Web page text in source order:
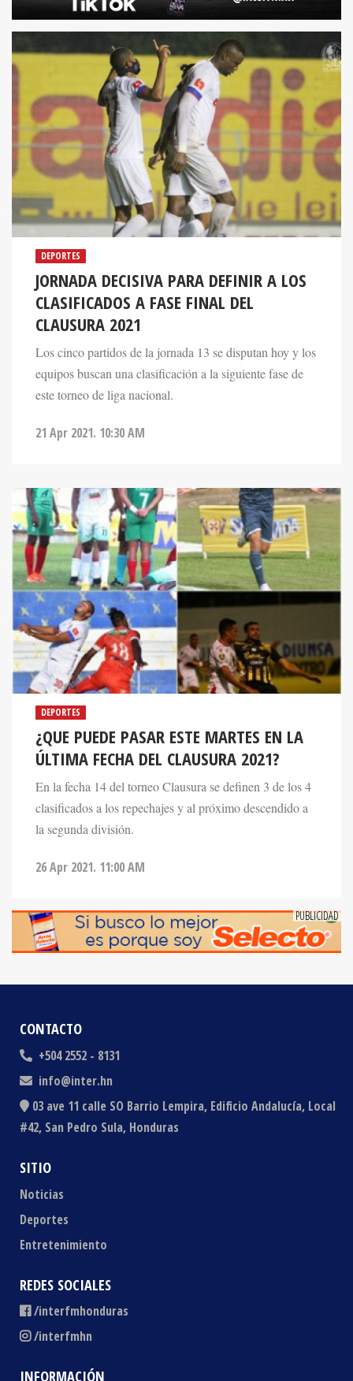
DEPORTES
JORNADA DECISIVA PARA DEFINIR A LOS
CLASIFICADOS A FASE FINAL DEL
CLAUSURA 2021
Los cinco partidos de la jornada 13 se disputan hoy y los
equipos buscan una clasificación a la siguiente fase de
este torneo de liga nacional.
21 Apr 2021. 10:30 AM
DEPORTES
¿QUE PUEDE PASAR ESTE MARTES EN LA
ÚLTIMA FECHA DEL CLAUSURA 2021?
En la fecha 14 del torneo Clausura se definen 3 de los 4
clasificados a los repechajes y al próximo descendido a
la segunda división.
26 Apr 2021. 11:00 AM
CONTACTO
+504 2552 - 8131
info@inter.hn
03 ave 11 calle SO Barrio Lempira, Edificio Andalucía, Local
#42, San Pedro Sula, Honduras
SITIO
Noticias
Deportes
Entretenimiento
REDES SOCIALES
/interfmhonduras
/interfmhn
INFORMACIÓN